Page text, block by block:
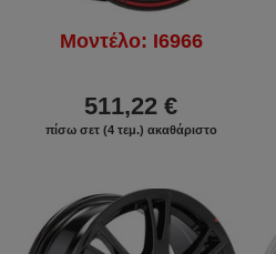
Μοντέλο: I6966
511,22 €
πίσω σετ (4 τεμ.) ακαθάριστο